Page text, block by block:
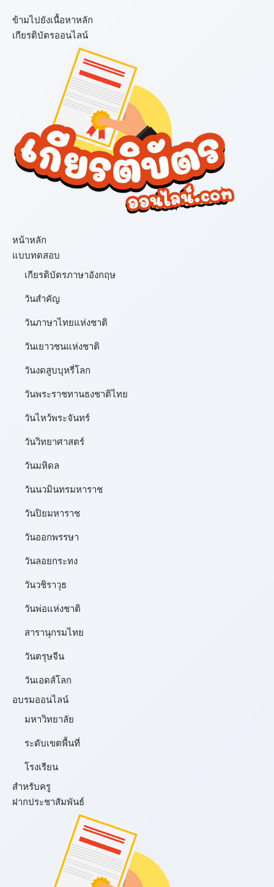
ข้ามไปยังเนื้อหาหลัก
เกียรติบัตรออนไลน์
หน้าหลัก
แบบทดสอบ
เกียรติบัตรภาษาอังกฤษ
วันสำคัญ
วันภาษาไทยแห่งชาติ
วันเยาวชนแห่งชาติ
วันงดสูบบุหรี่โลก
วันพระราชทานธงชาติไทย
วันไหว้พระจันทร์​
วันวิทยาศาสตร์
วันมหิดล
วันนวมินทรมหาราช
วันปิยมหาราช
วันออกพรรษา
วันลอยกระทง
วันวชิราวุธ
วันพ่อแห่งชาติ
สารานุกรมไทย
วันตรุษจีน
วันเอดส์โลก
อบรมออนไลน์
มหาวิทยาลัย
ระดับเขตพื้นที่
โรงเรียน
สำหรับครู
ฝากประชาสัมพันธ์